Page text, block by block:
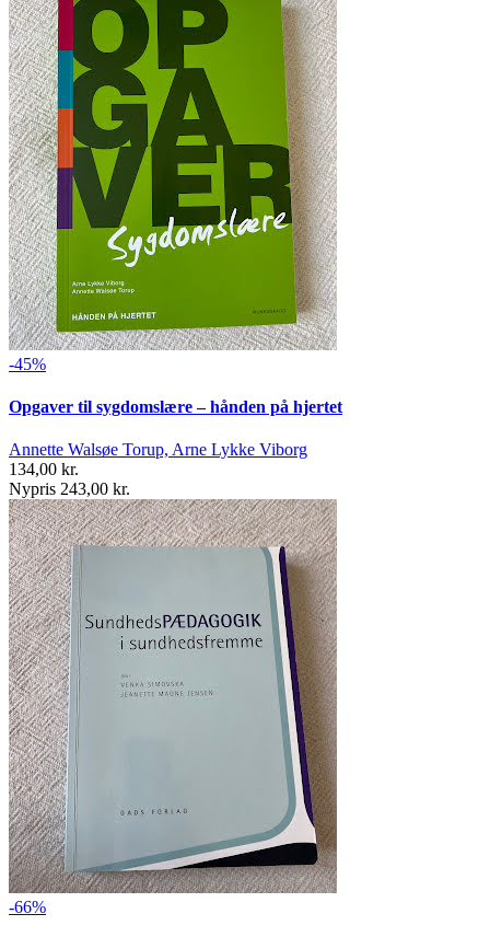
-45%
Opgaver til sygdomslære – hånden på hjertet
Annette Walsøe Torup, Arne Lykke Viborg
134,00 kr.
Nypris 243,00 kr.
-66%